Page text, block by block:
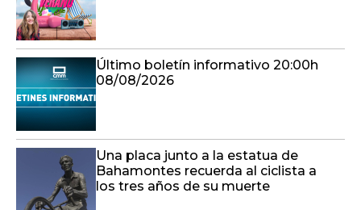
Último boletín informativo 20:00h
08/08/2026
Una placa junto a la estatua de
Bahamontes recuerda al ciclista a
los tres años de su muerte